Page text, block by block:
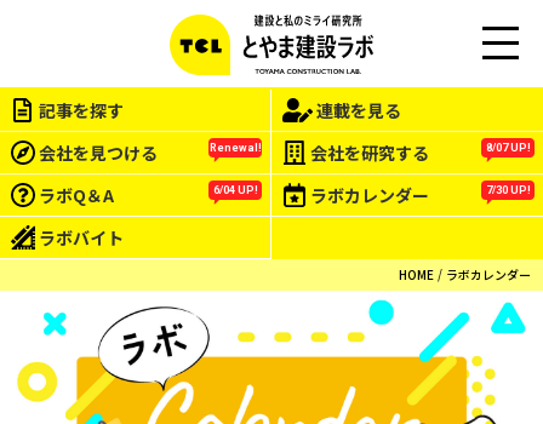
EN
記事を探す
連載を見る
会社を見つける
Renewal! 会社を研究する 8/07 UP!
ラボQ＆A 6/04 UP! ラボカレンダー 7/30 UP!
ラボバイト
HOME ラボカレンダー